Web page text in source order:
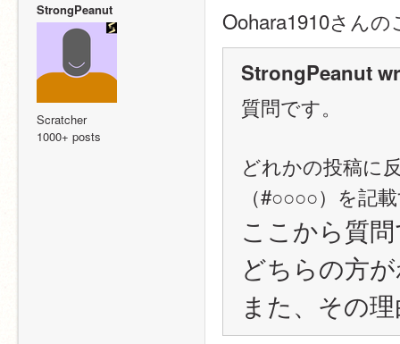
StrongPeanut
Scratcher
1000+ posts
Oohara1910さん
StrongPeanut
質問です。
どれかの投稿に
（#○○○○）を記
ここから質
どちらの方
また、その